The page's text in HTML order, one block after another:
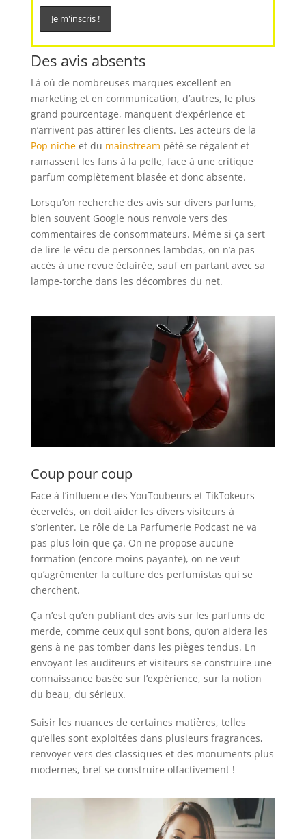
Des avis absents
Là où de nombreuses marques excellent en
marketing et en communication, d’autres, le plus
grand pourcentage, manquent d’expérience et
n’arrivent pas attirer les clients. Les acteurs de la
Pop nicheet du mainstream pété se régalent et
ramassent les fans à la pelle, face à une critique
parfum complètement blasée et donc absente.
Lorsqu’on recherche des avis sur divers parfums,
bien souvent Google nous renvoie vers des
commentaires de consommateurs. Même si ça sert
de lire le vécu de personnes lambdas, on n’a pas
accès à une revue éclairée, sauf en partant avec sa
lampe-torche dans les décombres du net.
Coup pour coup
Face à l’influence des YouToubeurs et TikTokeurs
écervelés, on doit aider les divers visiteurs à
s’orienter. Le rôle de La Parfumerie Podcast ne va
pas plus loin que ça. On ne propose aucune
formation (encore moins payante), on ne veut
qu’agrémenter la culture des perfumistas qui se
cherchent.
Ça n’est qu’en publiant des avis sur les parfums de
merde, comme ceux qui sont bons, qu’on aidera les
gens à ne pas tomber dans les pièges tendus. En
envoyant les auditeurs et visiteurs se construire une
connaissance basée sur l’expérience, sur la notion
du beau, du sérieux.
Saisir les nuances de certaines matières, telles
qu’elles sont exploitées dans plusieurs fragrances,
renvoyer vers des classiques et des monuments plus
modernes, bref se construire olfactivement !